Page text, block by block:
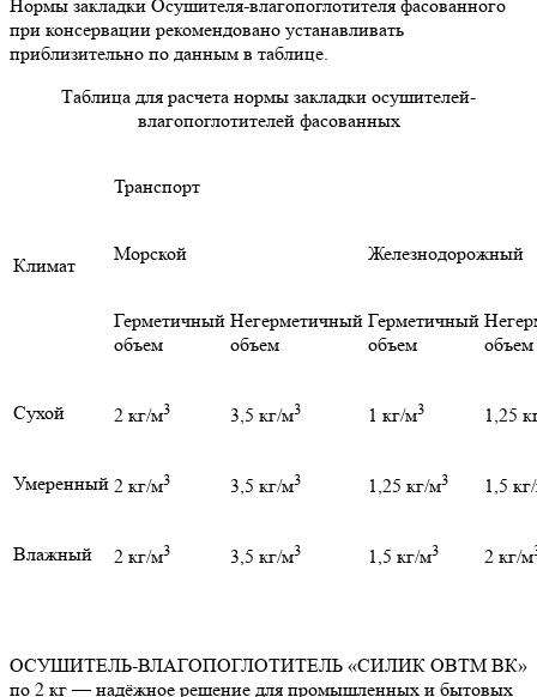
Нормы закладки Осушителя-влагопоглотителя фасованного
при консервации рекомендовано устанавливать
приблизительно по данным в таблице.
Таблица для расчета нормы закладки осушителей-
влагопоглотителей фасованных
Климат
Транспорт
Морской Железнодорожный
Герметичный
объем
Негерметичный
объем
Герметичный
объем
объем
Сухой 2 кг/м3 3,5 кг/м3 1 кг/м3 1,25
Умеренный 2 кг/м3 3,5 кг/м3 1,25 кг/м3 1,5
Влажный 2 кг/м3 3,5 кг/м3 1,5 кг/м3 2 кг/м
ОСУШИТЕЛЬ-ВЛАГОПОГЛОТИТЕЛЬ «СИЛИК ОВТМ ВК»
по 2 кг — надёжное решение для промышленных и бытовых